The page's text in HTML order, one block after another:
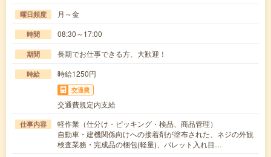
曜日頻度 月～金
時間 08:30～17:00
期間 長期でお仕事できる方、大歓迎！
時給 時給1250円
交通費
交通費規定内支給
仕事内容
軽作業（仕分け・ピッキング・検品、商品管理）
自動車・建機関係向けへの接着剤が塗布された、ネジの外観
検査業務・完成品の梱包(軽量)、パレット入れ目…